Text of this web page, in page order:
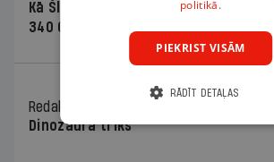
Kā Šlesera partija palika nesodīta par
340 000 vērtu reklāmas kampaņu
Redaktores sleja
Dinozaura triks
politikā.
PIEKRIST VISĀM
RĀDĪT DETAĻAS